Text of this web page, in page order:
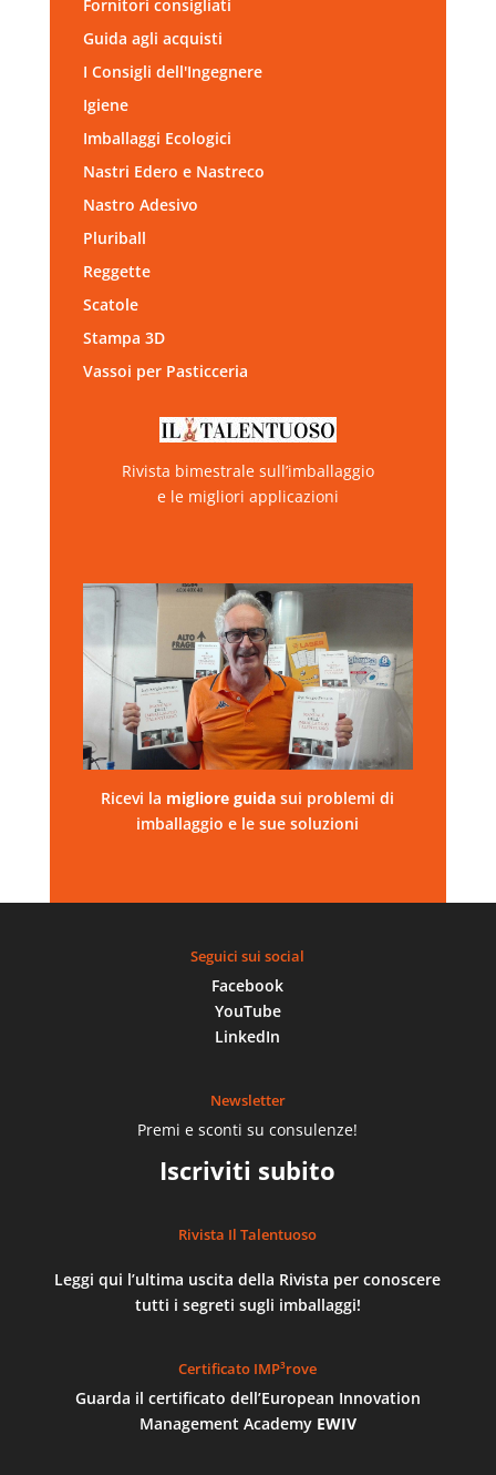
Fornitori consigliati
Guida agli acquisti
I Consigli dell'Ingegnere
Igiene
Imballaggi Ecologici
Nastri Edero e Nastreco
Nastro Adesivo
Pluriball
Reggette
Scatole
Stampa 3D
Vassoi per Pasticceria
Rivista bimestrale sull’imballaggio
e le migliori applicazioni
Ricevi la migliore guida sui problemi di
imballaggio e le sue soluzioni
Seguici sui social
Facebook
YouTube
LinkedIn
Newsletter
Premi e sconti su consulenze!
Iscriviti subito
Rivista Il Talentuoso
Leggi qui l’ultima uscita della Rivista per conoscere
tutti i segreti sugli imballaggi!
Certificato IMP³rove
Guarda il certificato dell’European Innovation
Management Academy EWIV